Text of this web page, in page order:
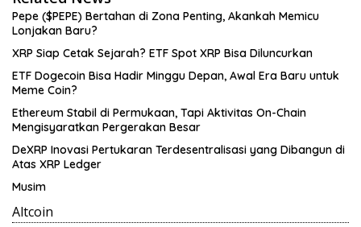
Pepe ($PEPE) Bertahan di Zona Penting, Akankah Memicu
Lonjakan Baru?
XRP Siap Cetak Sejarah? ETF Spot XRP Bisa Diluncurkan
ETF Dogecoin Bisa Hadir Minggu Depan, Awal Era Baru untuk
Meme Coin?
Ethereum Stabil di Permukaan, Tapi Aktivitas On-Chain
Mengisyaratkan Pergerakan Besar
DeXRP Inovasi Pertukaran Terdesentralisasi yang Dibangun di
Atas XRP Ledger
Musim
Altcoin